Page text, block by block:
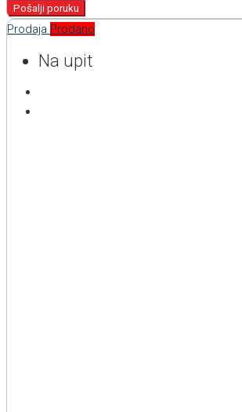
Pošalji poruku
Prodaja Prodano
Na upit